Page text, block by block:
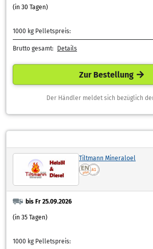
(in 30 Tagen)
1000 kg Pelletspreis:
Brutto gesamt: Details
Zur Bestellung
Der Händler meldet sich bezüglich
Tiltmann Mineraloel
bis Fr 25.09.2026
(in 35 Tagen)
1000 kg Pelletspreis: